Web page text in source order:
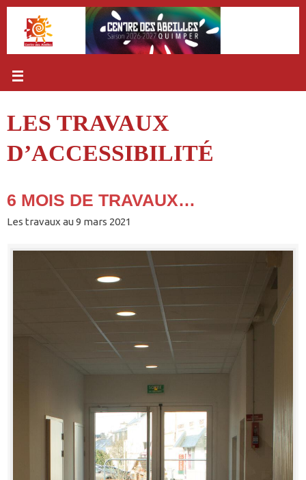
Passer
contenu
LES TRAVAUX
D’ACCESSIBILITÉ
6 MOIS DE TRAVAUX…
Les travaux au 9 mars 2021